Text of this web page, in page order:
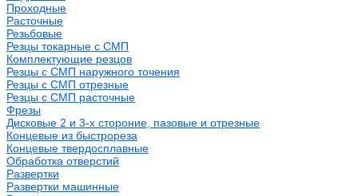
Проходные
Расточные
Резьбовые
Резцы токарные с СМП
Комплектующие резцов
Резцы с СМП наружного точения
Резцы с СМП отрезные
Резцы с СМП расточные
Фрезы
Дисковые 2 и 3-х стороние, пазовые и отрезные
Концевые из быстрореза
Концевые твердосплавные
Обработка отверстий
Развертки
Развертки машинные